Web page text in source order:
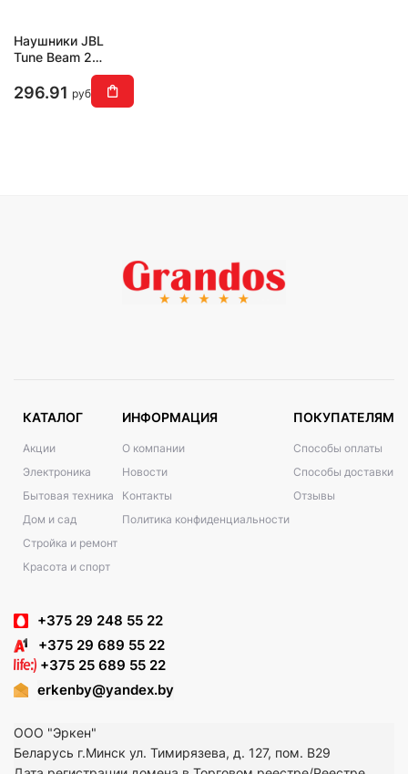
Наушники JBL
Tune Beam 2
296.91 руб
КАТАЛОГ
Акции
Электроника
Бытовая техника
Дом и сад
Стройка и ремонт
Красота и спорт
ИНФОРМАЦИЯ
О компании
Новости
Контакты
Политика конфиденциальности
ПОКУПАТЕЛЯМ
Способы оплаты
Способы доставки
Отзывы
+375 29 248 55 22
+375 29 689 55 22
+375 25 689 55 22
erkenby@yandex.by
ООО "Эркен"
Беларусь г.Минск ул. Тимирязева, д. 127, пом. В29